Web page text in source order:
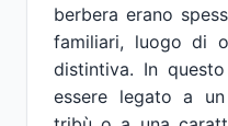
berbera erano
familiari, luogo di
distintiva. In questo
essere legato a